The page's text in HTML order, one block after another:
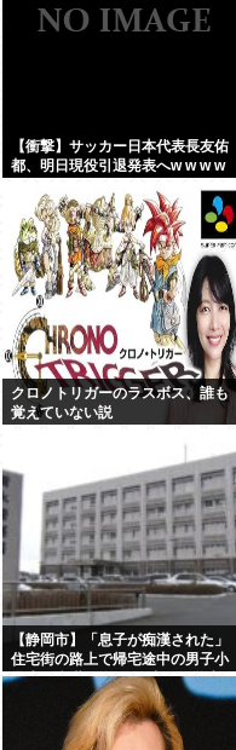
【衝撃】サッカー日本代表長友佑
都、明日現役引退発表へw w w w
クロノトリガーのラスボス、誰も
覚えていない説
【静岡市】「息子が痴漢された」
住宅街の路上で帰宅途中の男子小
学生に痴漢行為か 16歳男子学生を